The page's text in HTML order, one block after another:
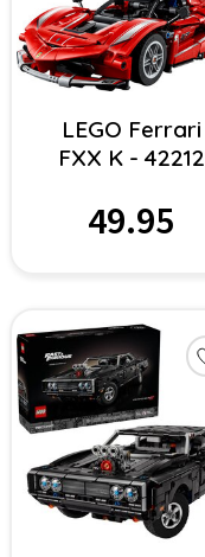
LEGO Ferrari
FXX K - 42212
49.95